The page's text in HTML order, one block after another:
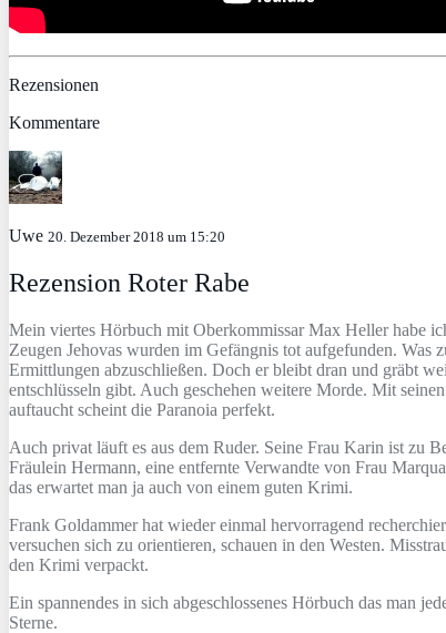
Rezensionen
Kommentare
Uwe 20. Dezember 2018 um 15:20
Rezension Roter Rabe
Mein viertes Hörbuch mit Oberkommissar Max Heller habe
Zeugen Jehovas wurden im Gefängnis tot aufgefunden.
Ermittlungen abzuschließen. Doch er bleibt dran und gräbt
entschlüsseln gibt. Auch geschehen weitere Morde. Mit
auftaucht scheint die Paranoia perfekt.
Auch privat läuft es aus dem Ruder. Seine Frau Karin ist zu
Fräulein Hermann, eine entfernte Verwandte von Frau
das erwartet man ja auch von einem guten Krimi.
Frank Goldammer hat wieder einmal hervorragend
versuchen sich zu orientieren, schauen in den Westen.
den Krimi verpackt.
Ein spannendes in sich abgeschlossenes Hörbuch das man
Sterne.